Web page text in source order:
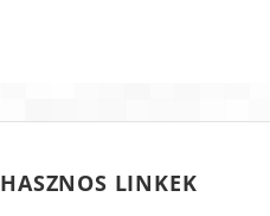
HASZNOS LINKEK